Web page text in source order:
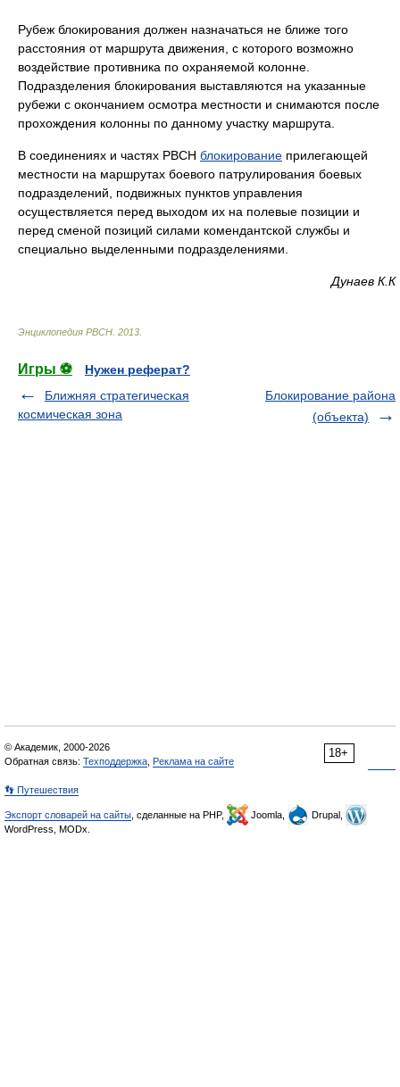
Рубеж блокирования должен назначаться не ближе того
расстояния от маршрута движения, с которого возможно
воздействие противника по охраняемой колонне.
Подразделения блокирования выставляются на указанные
рубежи с окончанием осмотра местности и снимаются после
прохождения колонны по данному участку маршрута.
В соединениях и частях РВСН блокирование прилегающей
местности на маршрутах боевого патрулирования боевых
подразделений, подвижных пунктов управления
осуществляется перед выходом их на полевые позиции и
перед сменой позиций силами комендантской службы и
специально выделенными подразделениями.
Дунаев К.К
Энциклопедия РВСН 2013
Игры ⚽
Нужен реферат?
Ближняя стратегическая
космическая зона
Блокирование района
(объекта)
18+
© Академик, 2000-2026
Обратная связь: Техподдержка Реклама на сайте
👣 Путешествия
Экспорт словарей на сайты , сделанные на PHP, Joomla,
Drupal,
WordPress, MODx.